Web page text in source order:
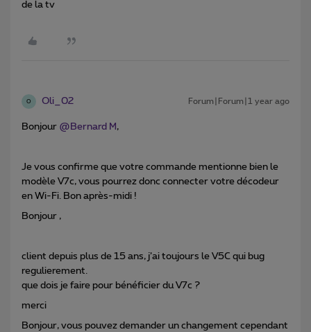
de la tv
O Oli_02 Forum|Forum|1 year ago
Bonjour ​ @Bernard M ,
Je vous confirme que votre commande mentionne bien le
modèle V7c, vous pourrez donc connecter votre décodeur
en Wi-Fi. Bon après-midi !
Bonjour ,
client depuis plus de 15 ans, j’ai toujours le V5C qui bug
regulierement.
que dois je faire pour bénéficier du V7c ?
merci
Bonjour, vous pouvez demander un changement cependant